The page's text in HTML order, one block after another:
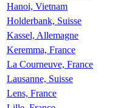
Hanoi, Vietnam
Holderbank, Suisse
Kassel, Allemagne
Keremma, France
La Courneuve, France
Lausanne, Suisse
Lens, France